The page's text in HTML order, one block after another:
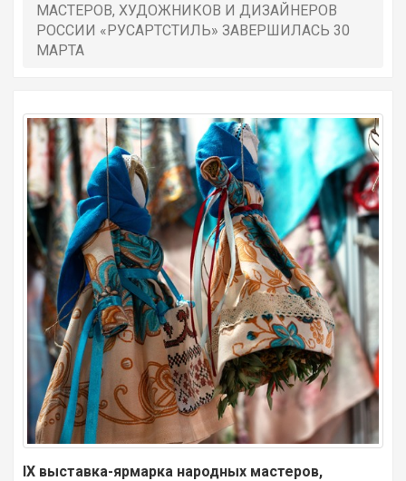
МАСТЕРОВ, ХУДОЖНИКОВ И ДИЗАЙНЕРОВ
РОССИИ «РУСАРТСТИЛЬ» ЗАВЕРШИЛАСЬ 30
МАРТА
IX выставка-ярмарка народных мастеров,